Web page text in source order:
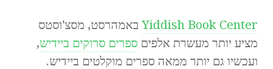
Yiddish Book Centerבאמהרסט, מסצ'וסטס
מציע יותר מעשרת אלפים ספרים סרוקים ביידיש,
ועכשיו גם יותר ממאה ספרים מוקלטים ביידיש.